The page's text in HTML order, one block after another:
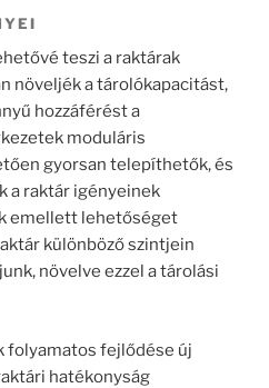
teszi a raktárak
növeljék a tárolókapacitást,
hozzáférést a
moduláris
gyorsan telepíthetők, és
a raktár igényeinek
emellett lehetőséget
különböző szintjein
növelve ezzel a tárolási
folyamatos fejlődése új
hatékonyság